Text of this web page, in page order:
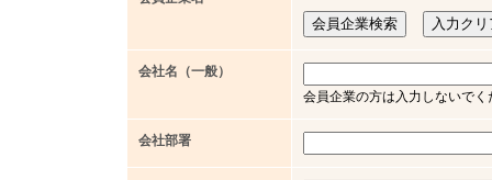
会社名（一般）
会員企業の方は入力しないで
会社部署